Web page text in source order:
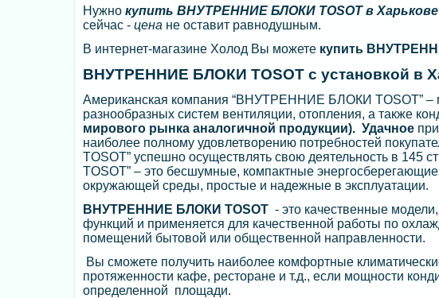
Нужно купить ВНУТРЕННИЕ БЛОКИ TOSOT в Харькове
сейчас - цена не оставит равнодушным.
В интернет-магазине Холод Вы можете купить
ВНУТРЕННИЕ БЛОКИ TOSOT с установкой в
Американская компания “ВНУТРЕННИЕ БЛОКИ TOSOT” –
разнообразных систем вентиляции, отопления, а также
мирового рынка аналогичной продукции). Удачное
наиболее полному удовлетворению потребностей
TOSOT” успешно осуществлять свою деятельность в
TOSOT” – это бесшумные, компактные
окружающей среды, простые и надежные в эксплуатации.
ВНУТРЕННИЕ БЛОКИ TOSOT - это качественные
функций и применяется для качественной работы по
помещений бытовой или общественной направленности.
Вы сможете получить наиболее комфортные
протяженности кафе, ресторане и т.д., если мощности
определенной площади.